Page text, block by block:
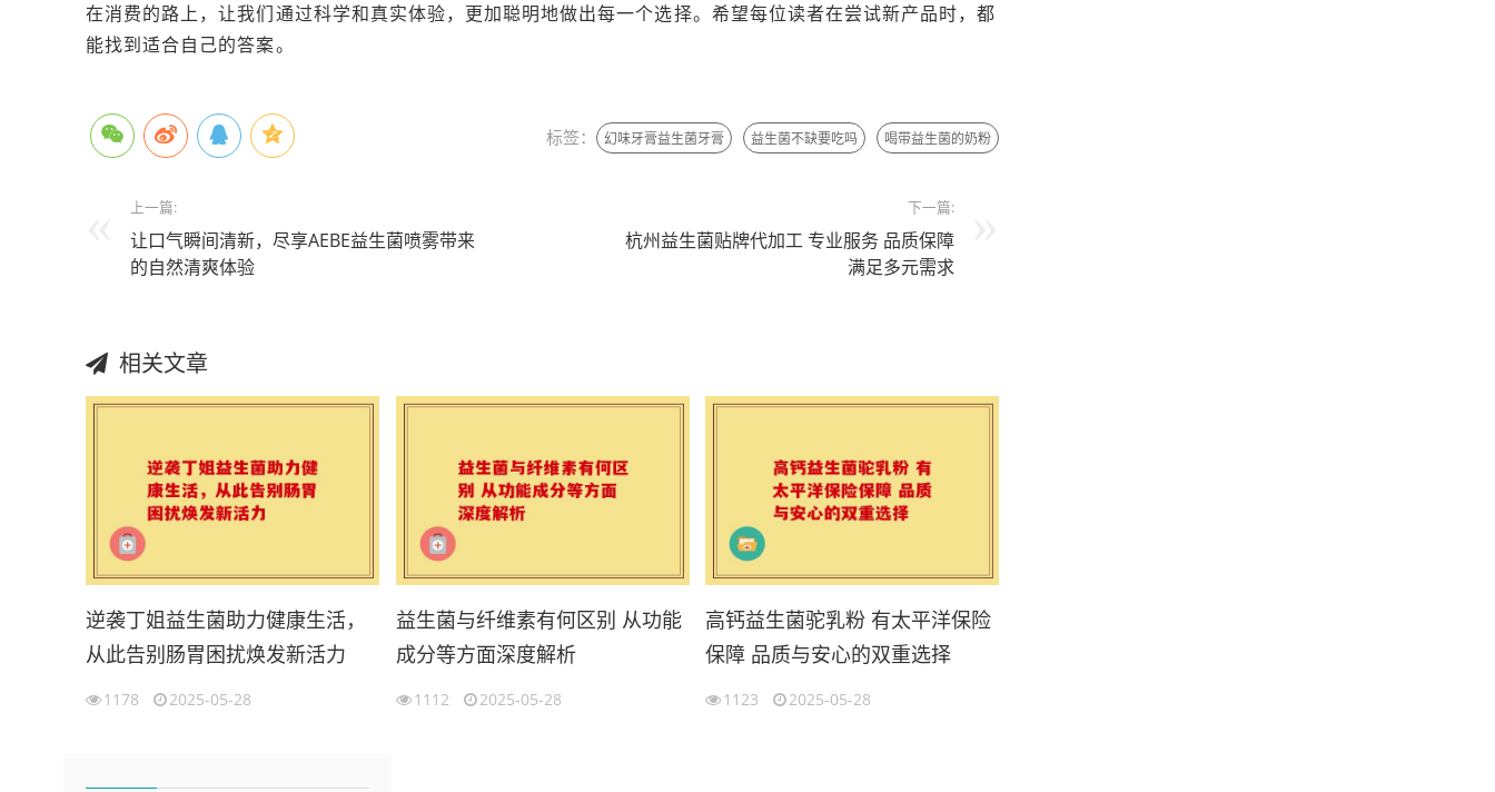
在消费的路上，让我们通过科学和真实体验，更加聪明地做出每一个选择。希望每位读者在尝试新产品时，都
能找到适合自己的答案。
标签： 幻味牙膏益生菌牙膏 益生菌不缺要吃吗 喝带益生菌的奶粉
上一篇:
让口气瞬间清新，尽享AEBE益生菌喷雾带来
的自然清爽体验
下一篇:
杭州益生菌贴牌代加工 专业服务 品质保障
满足多元需求
相关文章
逆袭丁姐益生菌助力健康生活，
从此告别肠胃困扰焕发新活力
1178 2025-05-28
益生菌与纤维素有何区别 从功能
成分等方面深度解析
1112 2025-05-28
高钙益生菌驼乳粉 有太平洋保险
保障 品质与安心的双重选择
1123 2025-05-28